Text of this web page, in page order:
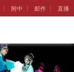
附中 邮件 直播